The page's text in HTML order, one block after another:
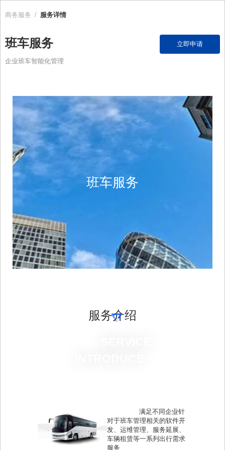
商务服务 / 服务详情
立即申请
班车服务
企业班车智能化管理
班车服务
服务介绍
对于班车管理相关的软件开
发、运维管理、服务延展、
车辆租赁等一系列出行需求
服务